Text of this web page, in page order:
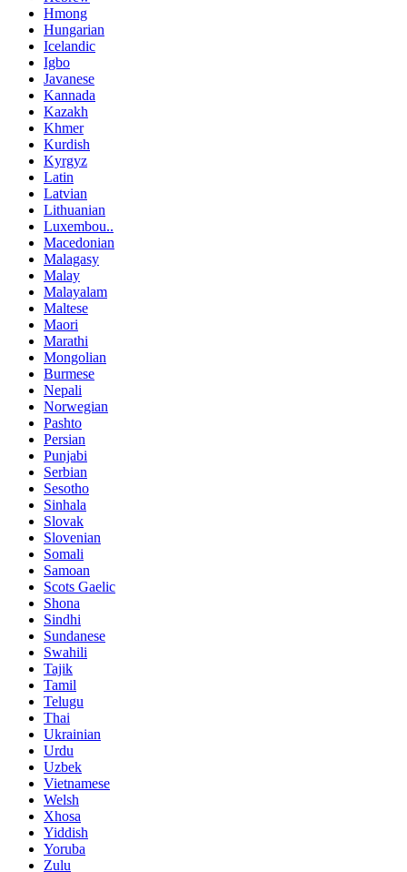
Hmong
Hungarian
Icelandic
Igbo
Javanese
Kannada
Kazakh
Khmer
Kurdish
Kyrgyz
Latin
Latvian
Lithuanian
Luxembou..
Macedonian
Malagasy
Malay
Malayalam
Maltese
Maori
Marathi
Mongolian
Burmese
Nepali
Norwegian
Pashto
Persian
Punjabi
Serbian
Sesotho
Sinhala
Slovak
Slovenian
Somali
Samoan
Scots Gaelic
Shona
Sindhi
Sundanese
Swahili
Tajik
Tamil
Telugu
Thai
Ukrainian
Urdu
Uzbek
Vietnamese
Welsh
Xhosa
Yiddish
Yoruba
Zulu